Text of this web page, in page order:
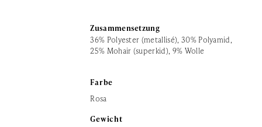
Zusammensetzung
36% Polyester (metallisé), 30% Polyamid,
25% Mohair (superkid), 9% Wolle
Farbe
Rosa
Gewicht